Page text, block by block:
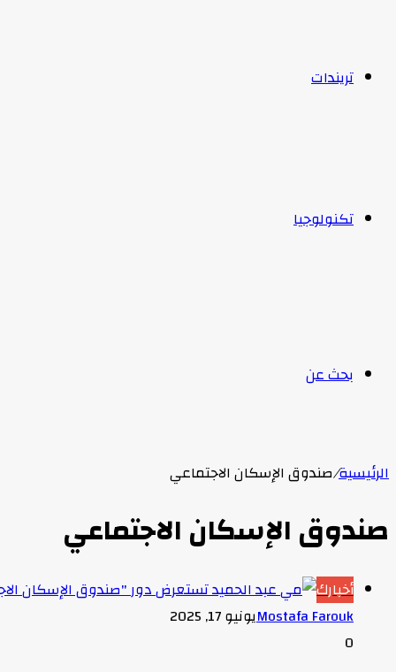
تريندات
تكنولوجيا
بحث عن
الرئيسية/صندوق الإسكان الاجتماعي
صندوق الإسكان الاجتماعي
أخبارك
Mostafa Faroukيونيو 17, 2025
0